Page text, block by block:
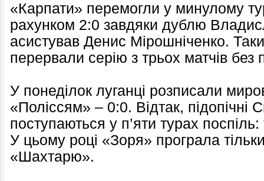
«Карпати» перемогли у минулому
рахунком 2:0 завдяки дублю
асистував Денис Мірошніченко.
перервали серію з трьох матчів без
У понеділок луганці розписали
«Поліссям» – 0:0. Відтак, підопічні
поступаються у п’яти турах поспіль:
У цьому році «Зоря» програла
«Шахтарю».